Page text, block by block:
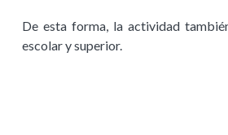
De esta forma, la actividad
escolar y superior.